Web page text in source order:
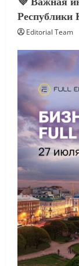
Республики
Editorial Team